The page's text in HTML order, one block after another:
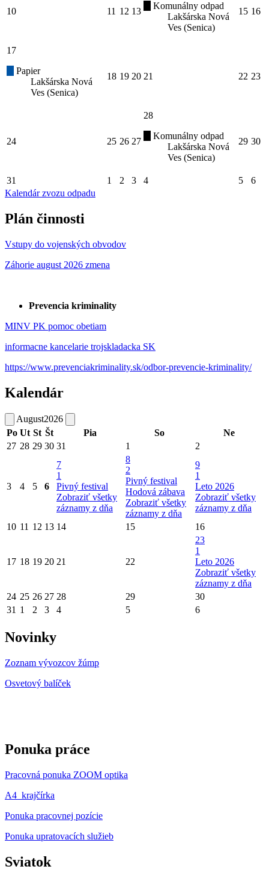
10 11 12 13
Komunálny odpad
Lakšárska Nová
Ves (Senica)
15 16
17
Papier
Lakšárska Nová
Ves (Senica)
18 19 20 21 22 23
24 25 26 27
28
Komunálny odpad
Lakšárska Nová
Ves (Senica)
29 30
31 1 2 3 4 5
6
Kalendár zvozu odpadu
Plán činnosti
Vstupy do vojenských obvodov
Záhorie august 2026 zmena
Prevencia kriminality
MINV PK pomoc obetiam
informacne kancelarie trojskladacka SK
https://www.prevenciakriminality.sk/odbor-prevencie-kriminality/
Kalendár
August2026
Po Ut St Št Pia So
Ne
27 28 29 30 31 1 2
3 4 5 6
7
1
Pivný festival
Zobraziť všetky
záznamy z dňa
8
2
Pivný festival
Hodová zábava
Zobraziť všetky
záznamy z dňa
9
1
Leto 2026
Zobraziť všetky
záznamy z dňa
10 11 12 13 14 15 16
17 18 19 20 21 22
23
1
Leto 2026
Zobraziť všetky
záznamy z dňa
24 25 26 27 28 29
30
31 1 2 3 4 5 6
Novinky
Zoznam vývozcov žúmp
Osvetový balíček
Ponuka práce
Pracovná ponuka ZOOM optika
A4_krajčírka
Ponuka pracovnej pozície
Ponuka upratovacích služieb
Sviatok